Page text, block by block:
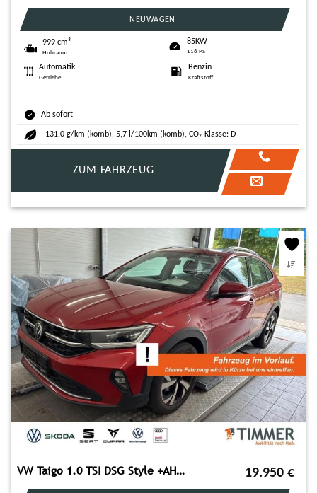
NEUWAGEN
999 cm³
Hubraum
85KW
116 PS
Automatik
Getriebe
Benzin
Kraftstoff
Ab sofort
131.0 g/km (komb), 5,7 l/100km (komb), CO₂-Klasse: D
ZUM FAHRZEUG
VW Taigo 1.0 TSI DSG Style +AHK+KAMERA+IQ-DRIVE-PAK 19.950 €